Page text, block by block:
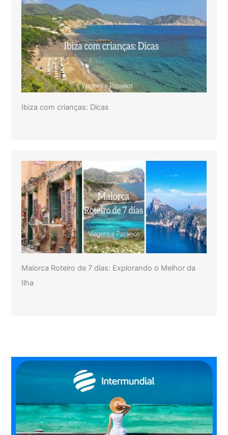
Ibiza com crianças: Dicas
Maiorca Roteiro de 7 dias: Explorando o Melhor da
Ilha